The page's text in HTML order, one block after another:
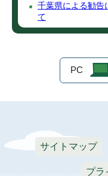
千葉県による勧告
て
PC
サイトマップ
プラ